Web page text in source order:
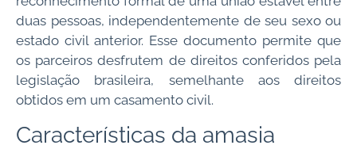
duas pessoas, independentemente de seu sexo ou
estado civil anterior. Esse documento permite que
os parceiros desfrutem de direitos conferidos pela
legislação brasileira, semelhante aos direitos
obtidos em um casamento civil.
Características da amasia